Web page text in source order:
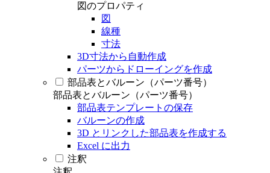
図のプロパティ
図
線種
寸法
3D寸法から自動作成
パーツからドローイングを作成
部品表とバルーン（パーツ番号）
部品表とバルーン（パーツ番号）
部品表テンプレートの保存
バルーンの作成
3D とリンクした部品表を作成する
Excel に出力
注釈